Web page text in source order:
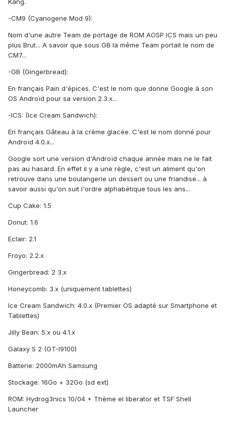
Kang.
-CM9 (Cyanogene Mod 9):
Nom d'une autre Team de portage de ROM AOSP ICS mais un peu
plus Brut... A savoir que sous GB la même Team portait le nom de
CM7...
-GB (Gingerbread):
En français Pain d'épices. C'est le nom que donne Google à son
OS Androïd pour sa version 2.3.x...
-ICS: (Ice Cream Sandwich):
En français Gâteau à la crème glacée. C'est le nom donné pour
Androïd 4.0.x...
Google sort une version d'Androïd chaque année mais ne le fait
pas au hasard. En effet il y a une règle, c'est un aliment qu'on
retrouve dans une boulangerie un dessert ou une friandise... à
savoir aussi qu'on suit l'ordre alphabétique tous les ans...
Cup Cake: 1.5
Donut: 1.6
Eclair: 2.1
Froyo: 2.2.x
Gingerbread: 2 3.x
Honeycomb: 3.x (uniquement tablettes)
Ice Cream Sandwich: 4.0.x (Premier OS adapté sur Smartphone et
Tablettes)
Jilly Bean: 5.x ou 4.1.x
Galaxy S 2 (GT-I9100)
Batterie: 2000mAh Samsung
Stockage: 16Go + 32Go (sd ext)
ROM: Hydrog3nics 10/04 + Thème el liberator et TSF Shell
Launcher